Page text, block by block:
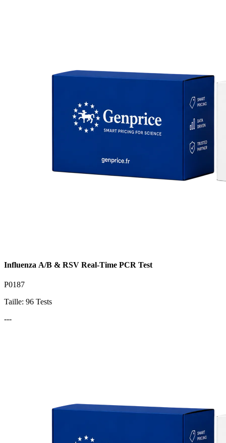
Influenza A/B & RSV Real-Time PCR Test
P0187
Taille: 96 Tests
---